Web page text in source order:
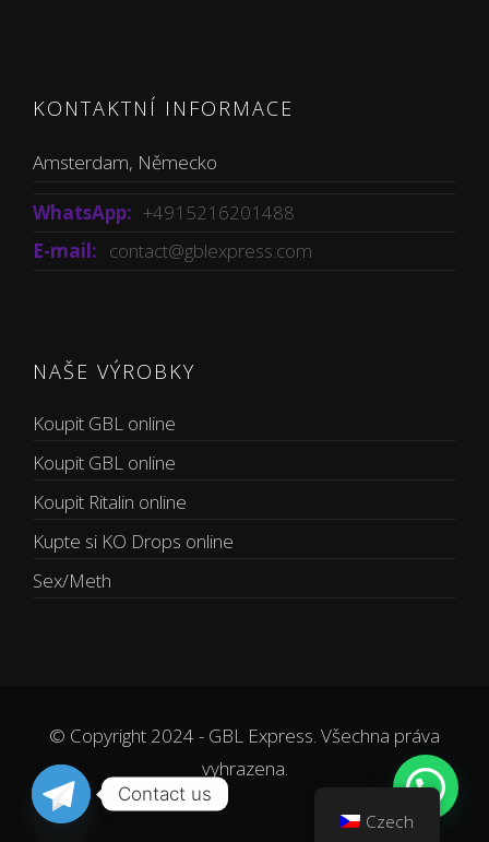
KONTAKTNÍ INFORMACE
Amsterdam, Německo
WhatsApp: +4915216201488
E-mail: contact@gblexpress.com
NAŠE VÝROBKY
Koupit GBL online
Koupit GBL online
Koupit Ritalin online
Kupte si KO Drops online
Sex/Meth
© Copyright 2024 - GBL Express. Všechna práva
vyhrazena.
Czech
Contact us